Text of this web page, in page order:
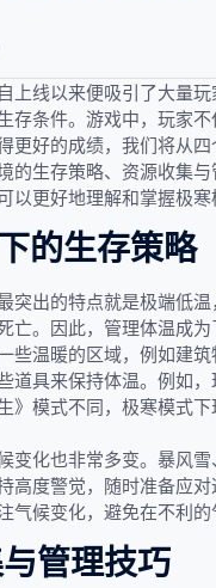
上线以来便吸引了大量
存条件。游戏中，玩家
更好的成绩，我们将从
的生存策略、资源收集
以更好地理解和掌握极
的生存策略
突出的特点就是极端低
亡。因此，管理体温成
些温暖的区域，例如建
道具来保持体温。例如
》模式不同，极寒模式
变化也非常多变。暴风
高度警觉，随时准备应
气候变化，避免在不利
管理技巧